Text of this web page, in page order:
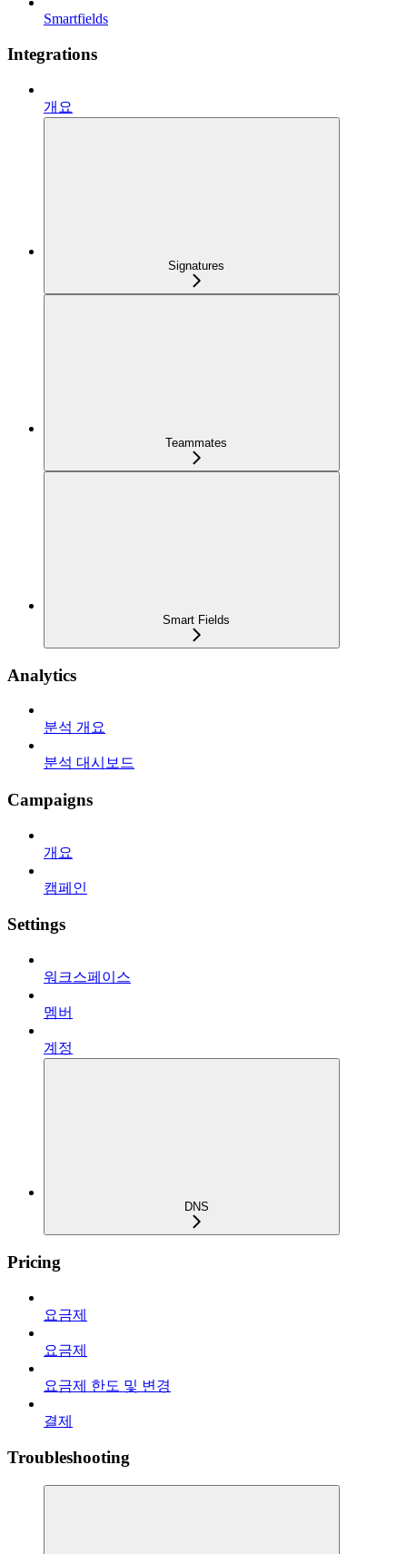
Smartfields
Integrations
개요
Signatures
Teammates
Smart Fields
Analytics
분석 개요
분석 대시보드
Campaigns
개요
캠페인
Settings
워크스페이스
멤버
계정
DNS
Pricing
요금제
요금제
요금제 한도 및 변경
결제
Troubleshooting